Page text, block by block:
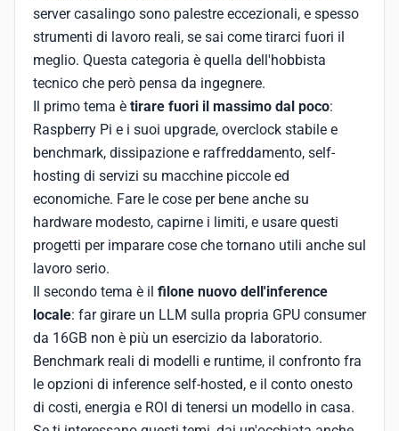
server casalingo sono palestre eccezionali, e spesso
strumenti di lavoro reali, se sai come tirarci fuori il
meglio. Questa categoria è quella dell'hobbista
tecnico che però pensa da ingegnere.
Il primo tema è tirare fuori il massimo dal poco:
Raspberry Pi e i suoi upgrade, overclock stabile e
benchmark, dissipazione e raffreddamento, self-
hosting di servizi su macchine piccole ed
economiche. Fare le cose per bene anche su
hardware modesto, capirne i limiti, e usare questi
progetti per imparare cose che tornano utili anche sul
lavoro serio.
Il secondo tema è il filone nuovo dell'inference
locale: far girare un LLM sulla propria GPU consumer
da 16GB non è più un esercizio da laboratorio.
Benchmark reali di modelli e runtime, il confronto fra
le opzioni di inference self-hosted, e il conto onesto
di costi, energia e ROI di tenersi un modello in casa.